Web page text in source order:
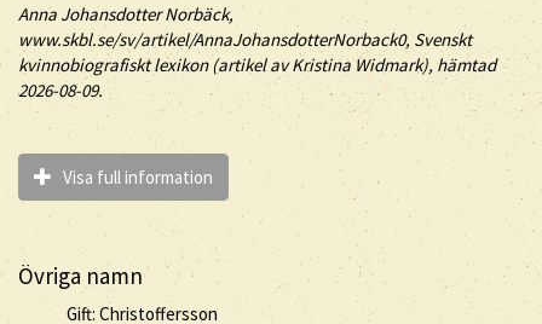
Anna Johansdotter Norbäck,
www.skbl.se/sv/artikel/AnnaJohansdotterNorback0, Svenskt
kvinnobiografiskt lexikon (artikel avKristina Widmark), hämtad
2026-08-09.
Visa full information
Övriga namn
Gift: Christoffersson